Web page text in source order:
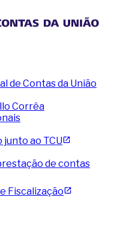
de Contas da União
Corrêa
ao TCU
de contas
Fiscalização